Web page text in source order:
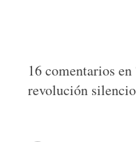
16 comentarios en
revolución